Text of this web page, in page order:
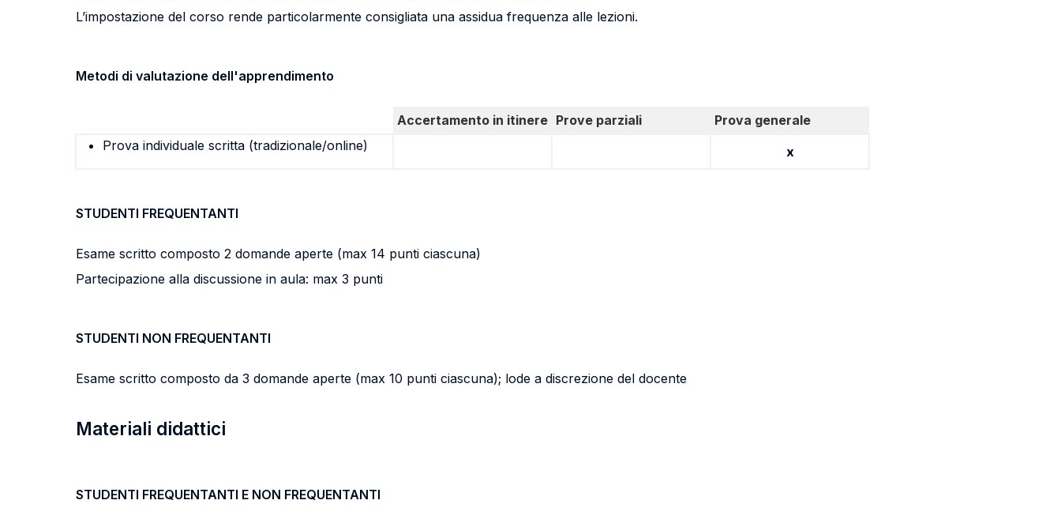
L’impostazione del corso rende particolarmente consigliata una assidua frequenza alle lezioni.
Metodi di valutazione dell'apprendimento
Accertamento in itinere Prove parziali
Prova generale
Prova individuale scritta (tradizionale/online)
x
STUDENTI FREQUENTANTI
Esame scritto composto 2 domande aperte (max 14 punti ciascuna)
Partecipazione alla discussione in aula: max 3 punti
STUDENTI NON FREQUENTANTI
Esame scritto composto da 3 domande aperte (max 10 punti ciascuna); lode a discrezione del docente
Materiali didattici
STUDENTI FREQUENTANTI E NON FREQUENTANTI